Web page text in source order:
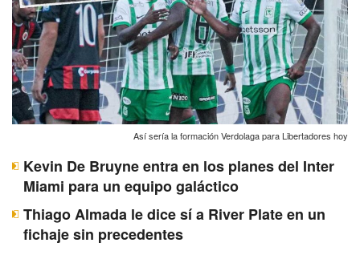
Así sería la formación Verdolaga para Libertadores hoy
Kevin De Bruyne entra en los planes del Inter
Miami para un equipo galáctico
Thiago Almada le dice sí a River Plate en un
fichaje sin precedentes